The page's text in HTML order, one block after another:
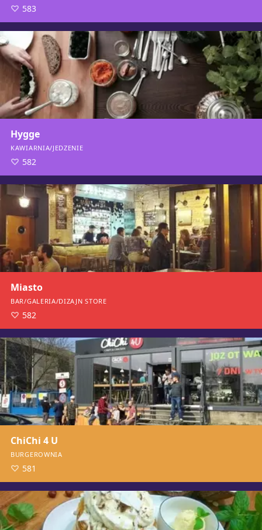
583
Hygge
KAWIARNIA/JEDZENIE
582
Miasto
BAR/GALERIA/DIZAJN STORE
582
ChiChi 4 U
BURGEROWNIA
581